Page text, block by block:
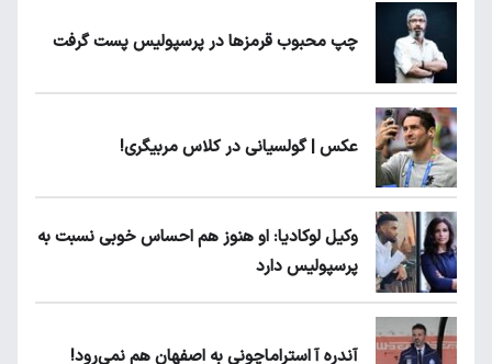
چپ محبوب قرمزها در پرسپولیس پست گرفت
عکس | گولسیانی در کلاس مربیگری!
وکیل لوکادیا: او هنوز هم احساس خوبی نسبت به
پرسپولیس دارد
آندره آ استراماچونی به اصفهان هم نمی‌رود!